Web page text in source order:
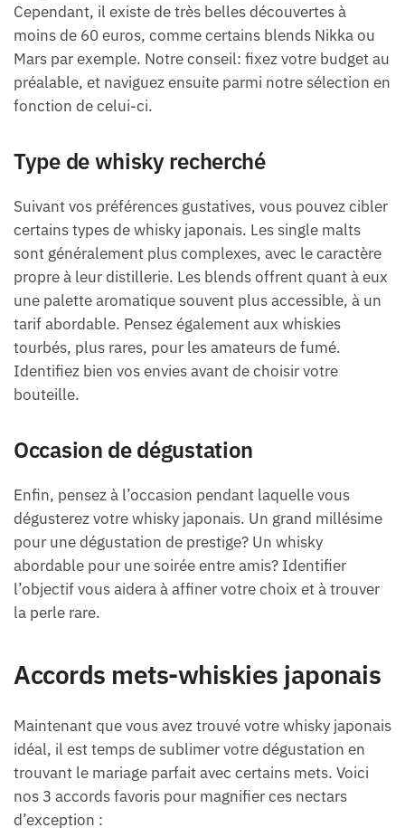
Cependant, il existe de très belles découvertes à
moins de 60 euros, comme certains blends Nikka ou
Mars par exemple. Notre conseil: fixez votre budget au
préalable, et naviguez ensuite parmi notre sélection en
fonction de celui-ci.
Type de whisky recherché
Suivant vos préférences gustatives, vous pouvez cibler
certains types de whisky japonais. Les single malts
sont généralement plus complexes, avec le caractère
propre à leur distillerie. Les blends offrent quant à eux
une palette aromatique souvent plus accessible, à un
tarif abordable. Pensez également aux whiskies
tourbés, plus rares, pour les amateurs de fumé.
Identifiez bien vos envies avant de choisir votre
bouteille.
Occasion de dégustation
Enfin, pensez à l’occasion pendant laquelle vous
dégusterez votre whisky japonais. Un grand millésime
pour une dégustation de prestige? Un whisky
abordable pour une soirée entre amis? Identifier
l’objectif vous aidera à affiner votre choix et à trouver
la perle rare.
Accords mets-whiskies japonais
Maintenant que vous avez trouvé votre whisky japonais
idéal, il est temps de sublimer votre dégustation en
trouvant le mariage parfait avec certains mets. Voici
nos 3 accords favoris pour magnifier ces nectars
d’exception :